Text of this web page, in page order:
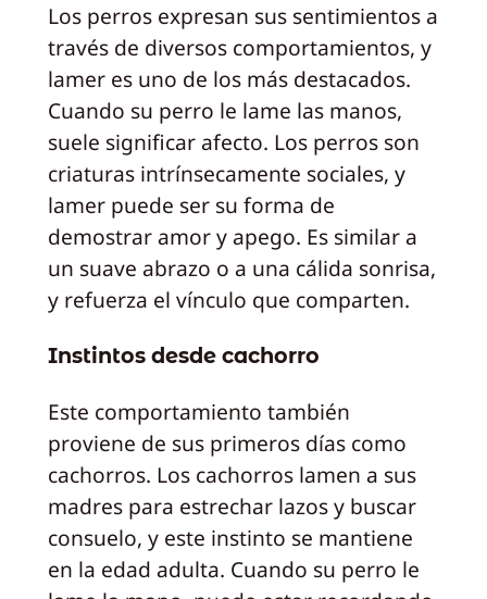
Los perros expresan sus sentimientos a
través de diversos comportamientos, y
lamer es uno de los más destacados.
Cuando su perro le lame las manos,
suele significar afecto. Los perros son
criaturas intrínsecamente sociales, y
lamer puede ser su forma de
demostrar amor y apego. Es similar a
un suave abrazo o a una cálida sonrisa,
y refuerza el vínculo que comparten.
Instintos desde cachorro
Este comportamiento también
proviene de sus primeros días como
cachorros. Los cachorros lamen a sus
madres para estrechar lazos y buscar
consuelo, y este instinto se mantiene
en la edad adulta. Cuando su perro le